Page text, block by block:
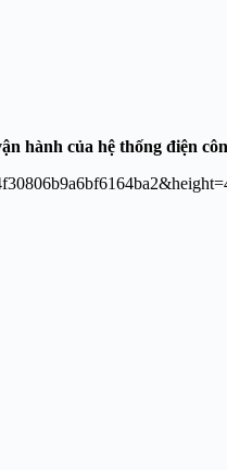
hành của hệ thống điện